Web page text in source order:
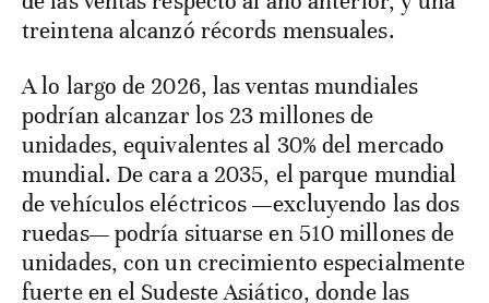
treintena alcanzó récords mensuales.
A lo largo de 2026, las ventas mundiales
podrían alcanzar los 23 millones de
unidades, equivalentes al 30% del mercado
mundial. De cara a 2035, el parque mundial
de vehículos eléctricos —excluyendo las dos
ruedas— podría situarse en 510 millones de
unidades, con un crecimiento especialmente
fuerte en el Sudeste Asiático, donde las